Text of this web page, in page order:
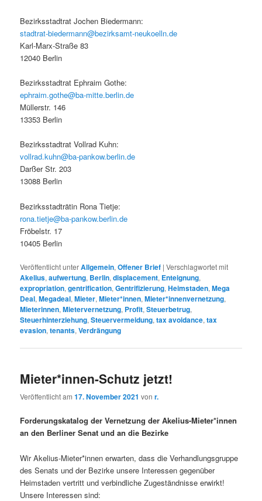
Bezirksstadtrat Jochen Biedermann:
stadtrat-biedermann@bezirksamt-neukoelln.de
Karl-Marx-Straße 83
12040 Berlin
Bezirksstadtrat Ephraim Gothe:
ephraim.gothe@ba-mitte.berlin.de
Müllerstr. 146
13353 Berlin
Bezirksstadtrat Vollrad Kuhn:
vollrad.kuhn@ba-pankow.berlin.de
Darßer Str. 203
13088 Berlin
Bezirksstadträtin Rona Tietje:
rona.tietje@ba-pankow.berlin.de
Fröbelstr. 17
10405 Berlin
Veröffentlicht unterAllgemein,Offener Brief |Verschlagwortet mit
Akelius,aufwertung, Berlin,displacement, Enteignung,
expropriation,gentrification,Gentrifizierung,Heimstaden,Mega
Deal,Megadeal,Mieter,Mieter*innen,Mieter*innenvernetzung,
Mieterinnen,Mietervernetzung, Profit,Steuerbetrug,
Steuerhinterziehung,Steuervermeidung,tax avoidance,tax
evasion,tenants,Verdrängung
Mieter*innen-Schutz jetzt!
Veröffentlicht am17. November 2021 vonr.
Forderungskatalog der Vernetzung der Akelius-Mieter*innen
an den Berliner Senat und an die Bezirke
Wir Akelius-Mieter*innen erwarten, dass die Verhandlungsgruppe
des Senats und der Bezirke unsere Interessen gegenüber
Heimstaden vertritt und verbindliche Zugeständnisse erwirkt!
Unsere Interessen sind: